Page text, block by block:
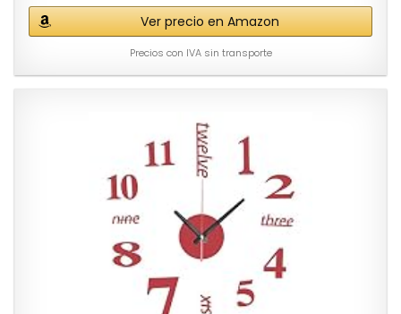
Ver precio en Amazon
Precios con IVA sin transporte